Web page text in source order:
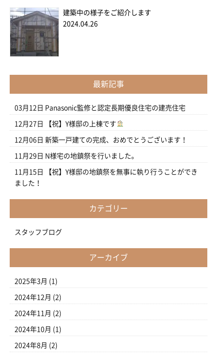
建築中の様子をご紹介します
2024.04.26
最新記事
03月12日 Panasonic監修と認定長期優良住宅の建売住宅
12月27日 【祝】Y様邸の上棟です
12月06日 新築一戸建ての完成、おめでとうございます！
11月29日 N様宅の地鎮祭を行いました。
11月15日
【祝】Y様邸の地鎮祭を無事に執り行うことができ
ました！
カテゴリー
スタッフブログ
アーカイブ
2025年3月 (1)
2024年12月 (2)
2024年11月 (2)
2024年10月 (1)
2024年8月 (2)